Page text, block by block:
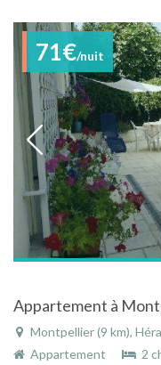
71€/nuit
Montpellier (9 km),
Appartement
2